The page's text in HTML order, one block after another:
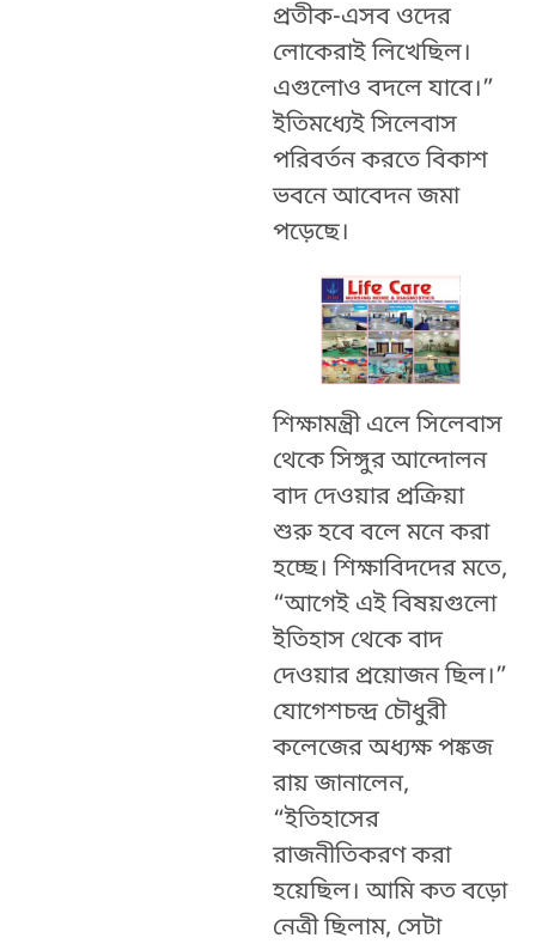
প্রতীক-এসব ওদের
লোকেরাই লিখেছিল।
এগুলোও বদলে যাবে।”
ইতিমধ্যেই সিলেবাস
পরিবর্তন করতে বিকাশ
ভবনে আবেদন জমা
পড়েছে।
শিক্ষামন্ত্রী এলে সিলেবাস
থেকে সিঙ্গুর আন্দোলন
বাদ দেওয়ার প্রক্রিয়া
শুরু হবে বলে মনে করা
হচ্ছে। শিক্ষাবিদদের মতে,
“আগেই এই বিষয়গুলো
ইতিহাস থেকে বাদ
দেওয়ার প্রয়োজন ছিল।”
যোগেশচন্দ্র চৌধুরী
কলেজের অধ্যক্ষ পঙ্কজ
রায় জানালেন,
“ইতিহাসের
রাজনীতিকরণ করা
হয়েছিল। আমি কত বড়ো
নেত্রী ছিলাম, সেটা